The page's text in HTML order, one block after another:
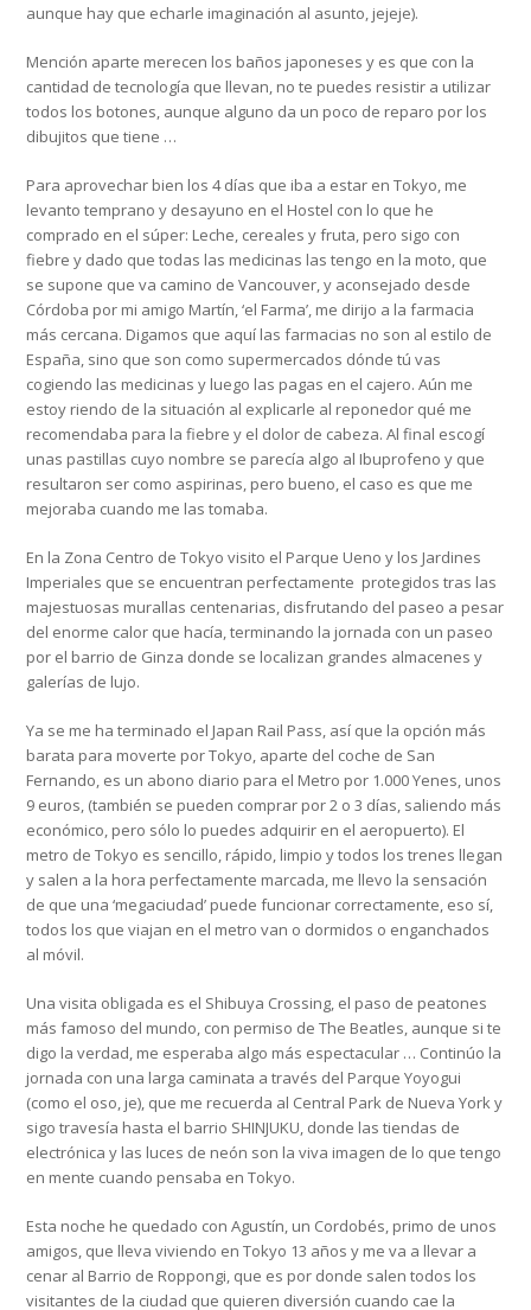
aunque hay que echarle imaginación al asunto, jejeje).
Mención aparte merecen los baños japoneses y es que con la
cantidad de tecnología que llevan, no te puedes resistir a utilizar
todos los botones, aunque alguno da un poco de reparo por los
dibujitos que tiene …
Para aprovechar bien los 4 días que iba a estar en Tokyo, me
levanto temprano y desayuno en el Hostel con lo que he
comprado en el súper: Leche, cereales y fruta, pero sigo con
fiebre y dado que todas las medicinas las tengo en la moto, que
se supone que va camino de Vancouver, y aconsejado desde
Córdoba por mi amigo Martín, ‘el Farma’, me dirijo a la farmacia
más cercana. Digamos que aquí las farmacias no son al estilo de
España, sino que son como supermercados dónde tú vas
cogiendo las medicinas y luego las pagas en el cajero. Aún me
estoy riendo de la situación al explicarle al reponedor qué me
recomendaba para la fiebre y el dolor de cabeza. Al final escogí
unas pastillas cuyo nombre se parecía algo al Ibuprofeno y que
resultaron ser como aspirinas, pero bueno, el caso es que me
mejoraba cuando me las tomaba.
En la Zona Centro de Tokyo visito el Parque Ueno y los Jardines
Imperiales que se encuentran perfectamente protegidos tras las
majestuosas murallas centenarias, disfrutando del paseo a pesar
del enorme calor que hacía, terminando la jornada con un paseo
por el barrio de Ginza donde se localizan grandes almacenes y
galerías de lujo.
Ya se me ha terminado el Japan Rail Pass, así que la opción más
barata para moverte por Tokyo, aparte del coche de San
Fernando, es un abono diario para el Metro por 1.000 Yenes, unos
9 euros, (también se pueden comprar por 2 o 3 días, saliendo más
económico, pero sólo lo puedes adquirir en el aeropuerto). El
metro de Tokyo es sencillo, rápido, limpio y todos los trenes llegan
y salen a la hora perfectamente marcada, me llevo la sensación
de que una ‘megaciudad’ puede funcionar correctamente, eso sí,
todos los que viajan en el metro van o dormidos o enganchados
al móvil.
Una visita obligada es el Shibuya Crossing, el paso de peatones
más famoso del mundo, con permiso de The Beatles, aunque si te
digo la verdad, me esperaba algo más espectacular … Continúo la
jornada con una larga caminata a través del Parque Yoyogui
(como el oso, je), que me recuerda al Central Park de Nueva York y
sigo travesía hasta el barrio SHINJUKU, donde las tiendas de
electrónica y las luces de neón son la viva imagen de lo que tengo
en mente cuando pensaba en Tokyo.
Esta noche he quedado con Agustín, un Cordobés, primo de unos
amigos, que lleva viviendo en Tokyo 13 años y me va a llevar a
cenar al Barrio de Roppongi, que es por donde salen todos los
visitantes de la ciudad que quieren diversión cuando cae la